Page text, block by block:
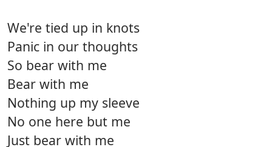
We're tied up in knots
Panic in our thoughts
So bear with me
Bear with me
Nothing up my sleeve
No one here but me
Just bear with me